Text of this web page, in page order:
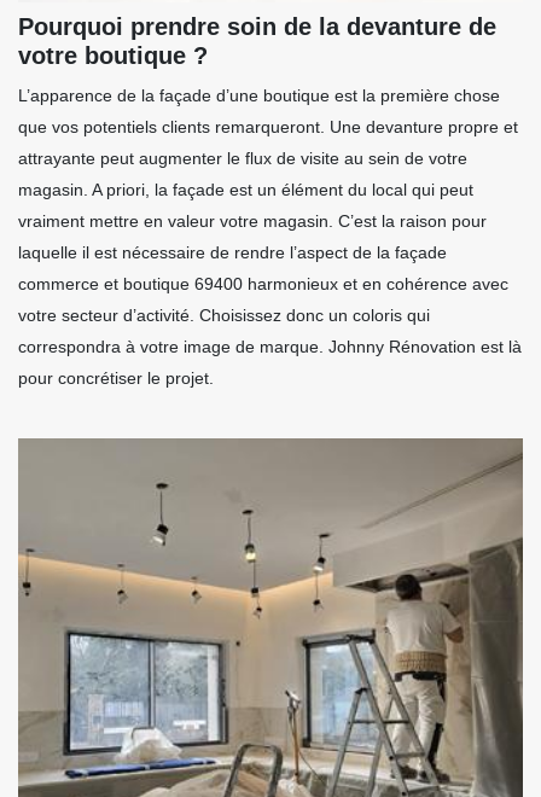
Pourquoi prendre soin de la devanture de
votre boutique ?
L’apparence de la façade d’une boutique est la première chose
que vos potentiels clients remarqueront. Une devanture propre et
attrayante peut augmenter le flux de visite au sein de votre
magasin. A priori, la façade est un élément du local qui peut
vraiment mettre en valeur votre magasin. C’est la raison pour
laquelle il est nécessaire de rendre l’aspect de la façade
commerce et boutique 69400 harmonieux et en cohérence avec
votre secteur d’activité. Choisissez donc un coloris qui
correspondra à votre image de marque. Johnny Rénovation est là
pour concrétiser le projet.